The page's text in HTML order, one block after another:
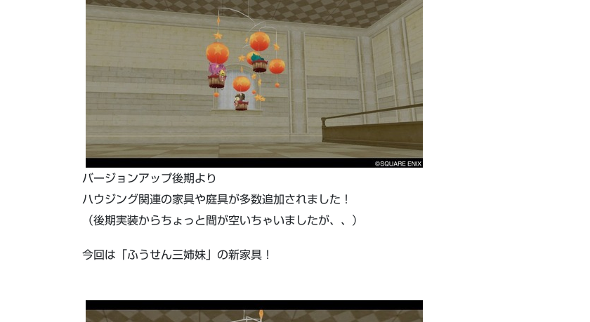
バージョンアップ後期より
ハウジング関連の家具や庭具が多数追加されました！
（後期実装からちょっと間が空いちゃいましたが、、）
今回は「ふうせん三姉妹」の新家具！